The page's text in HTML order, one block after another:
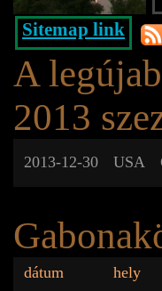
Sitemap link
A
2013
2013-12-30 USA
dátum hely